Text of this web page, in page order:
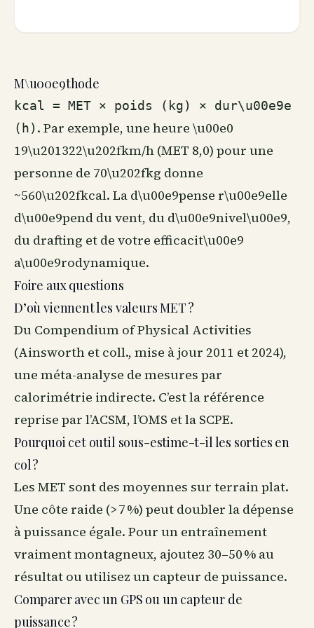
M\u00e9thode
kcal = MET × poids (kg) × dur\u00e9e
(h) . Par exemple, une heure \u00e0
19\u201322\u202fkm/h (MET 8,0) pour une
personne de 70\u202fkg donne
~560\u202fkcal. La d\u00e9pense r\u00e9elle
d\u00e9pend du vent, du d\u00e9nivel\u00e9,
du drafting et de votre efficacit\u00e9
a\u00e9rodynamique.
Foire aux questions
D’où viennent les valeurs MET ?
Du Compendium of Physical Activities
(Ainsworth et coll., mise à jour 2011 et 2024),
une méta-analyse de mesures par
calorimétrie indirecte. C’est la référence
reprise par l’ACSM, l’OMS et la SCPE.
Pourquoi cet outil sous-estime-t-il les sorties en
col ?
Les MET sont des moyennes sur terrain plat.
Une côte raide (> 7 %) peut doubler la dépense
à puissance égale. Pour un entraînement
vraiment montagneux, ajoutez 30–50 % au
résultat ou utilisez un capteur de puissance.
Comparer avec un GPS ou un capteur de
puissance ?